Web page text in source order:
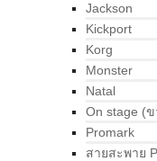
Jackson
Kickport
Korg
Monster
Natal
On stage (ข
Promark
สายสะพาย